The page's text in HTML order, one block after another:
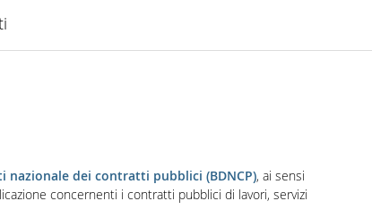
nazionale dei contratti pubblici (BDNCP), ai sensi
concernenti i contratti pubblici di lavori, servizi